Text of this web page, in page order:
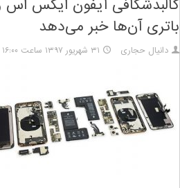
کالبدشکافی آیفون ایکس
باتری آن‌ها خبر می‌دهد
دانیال حجاری ۳۱ شهریور ۱۳۹۷ ساعت ۱۶:۰۰